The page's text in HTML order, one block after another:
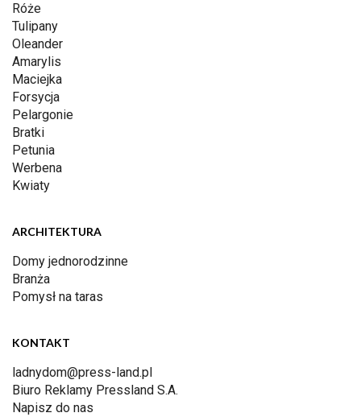
Róże
Tulipany
Oleander
Amarylis
Maciejka
Forsycja
Pelargonie
Bratki
Petunia
Werbena
Kwiaty
ARCHITEKTURA
Domy jednorodzinne
Branża
Pomysł na taras
KONTAKT
ladnydom@press-land.pl
Biuro Reklamy Pressland S.A.
Napisz do nas